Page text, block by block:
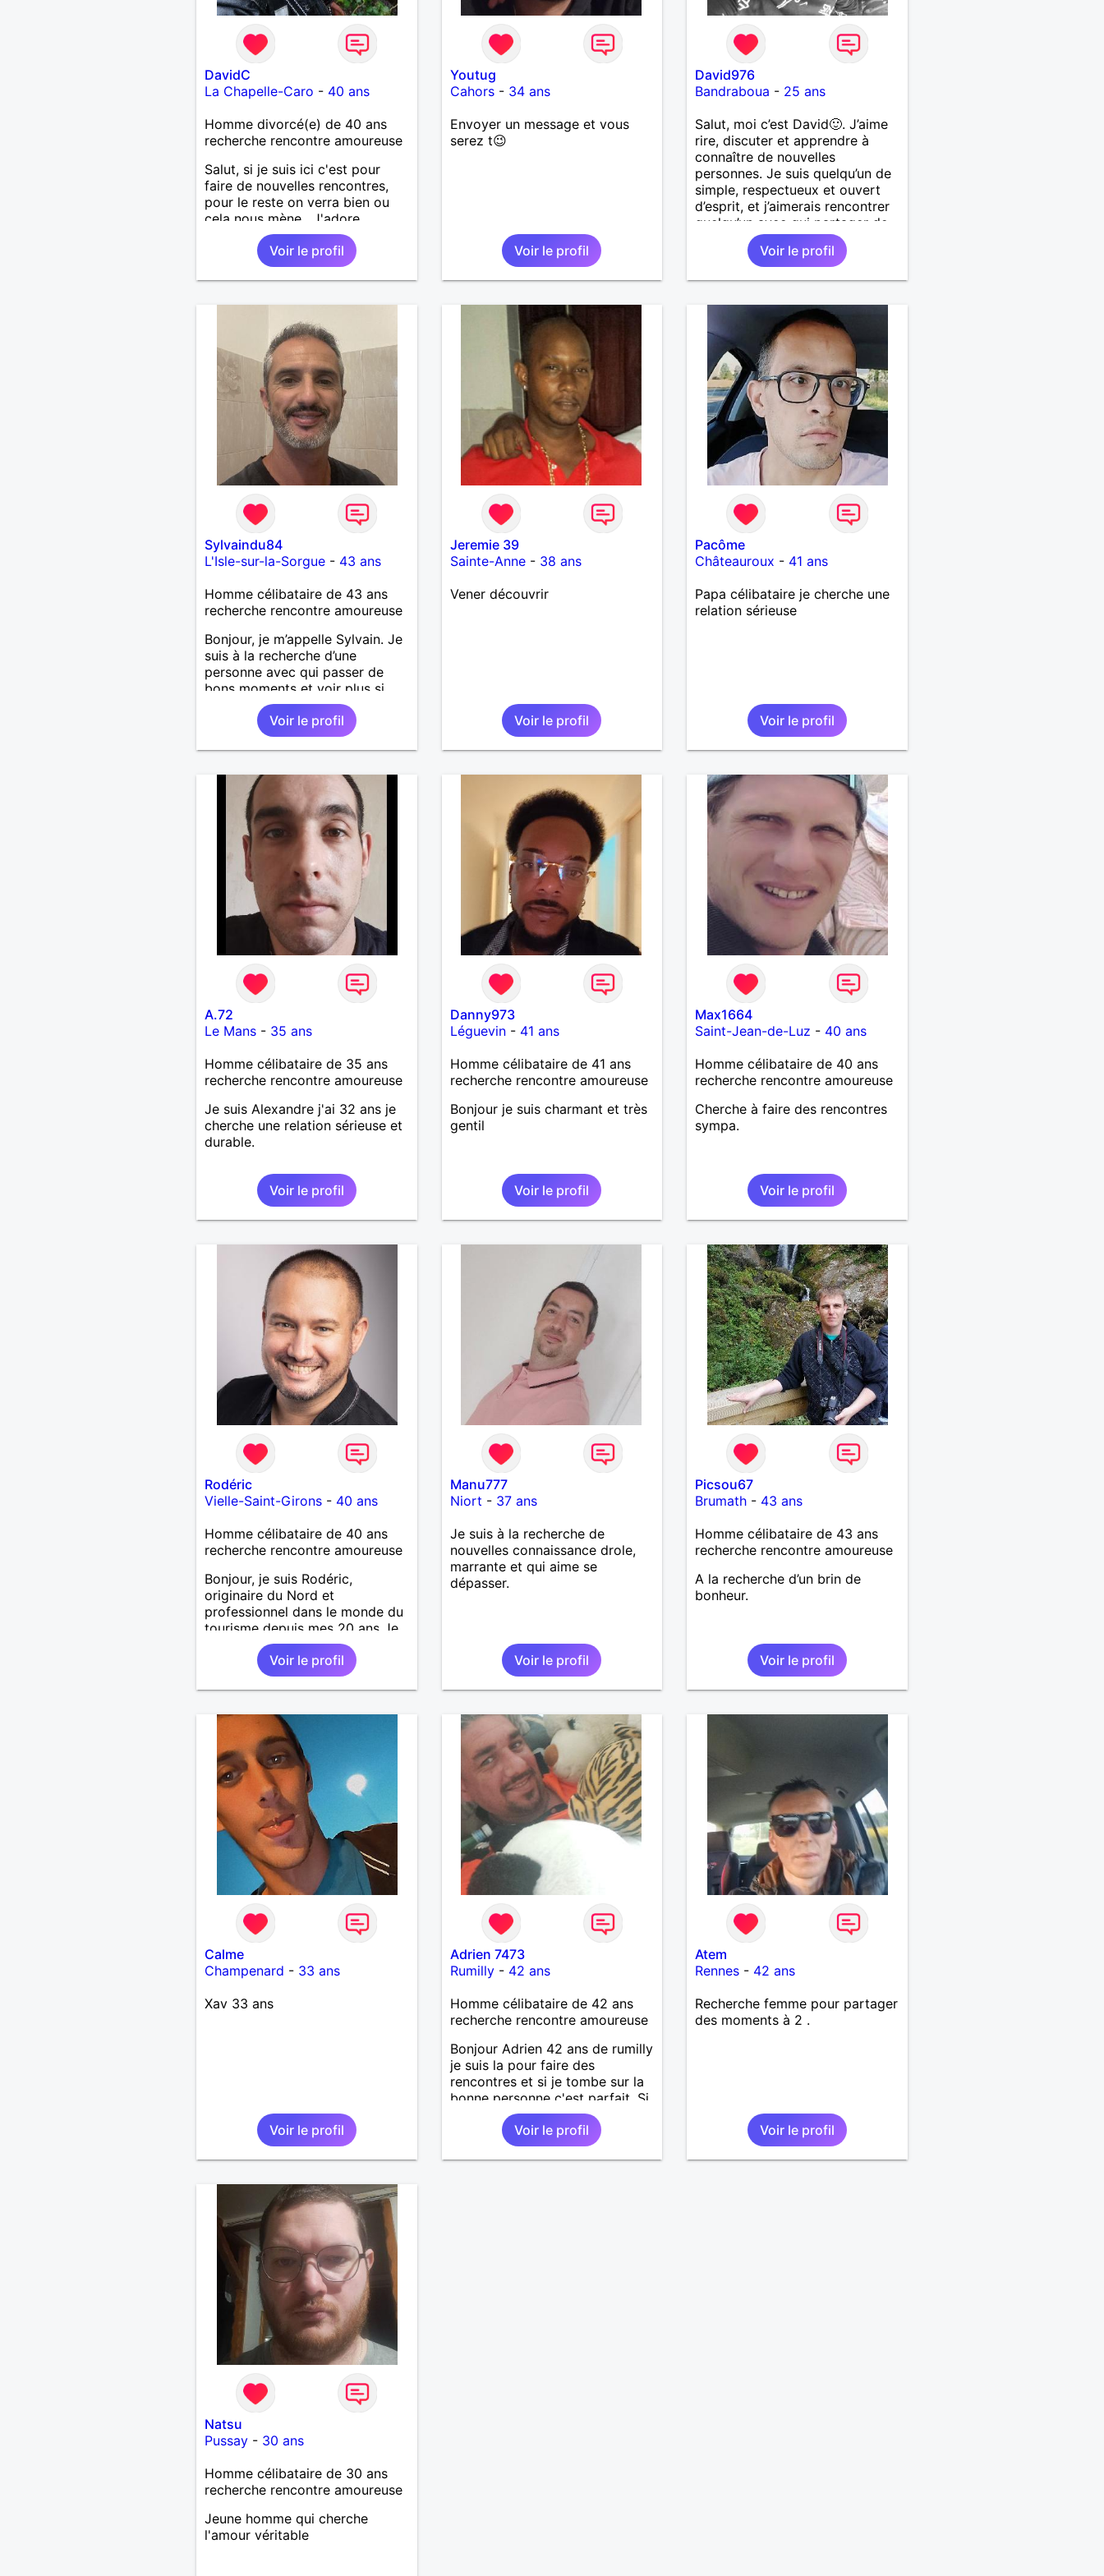
DavidC
La Chapelle-Caro - 40 ans
Homme divorcé(e) de 40 ans
recherche rencontre amoureuse
Salut, si je suis ici c'est pour
faire de nouvelles rencontres,
pour le reste on verra bien ou
cela nous mène . J'adore
découvrir de nouvelles choses ,
alors si vous voulez m'initier à
l'une de vos activités je suis
partant.
Voir le profil
Youtug
Cahors- 34 ans
Envoyer un message et vous
serez t😉
Voir le profil
David976
Bandraboua - 25 ans
Salut, moi c’est David🙂. J’aime
rire, discuter et apprendre à
connaître de nouvelles
personnes. Je suis quelqu’un de
simple, respectueux et ouvert
d’esprit, et j’aimerais rencontrer
quelqu’un avec qui partager de
bons moments et pourquoi pas
plus si le feeling est là.
Voir le profil
Sylvaindu84
L'Isle-sur-la-Sorgue- 43 ans
Homme célibataire de 43 ans
recherche rencontre amoureuse
Bonjour, je m’appelle Sylvain. Je
suis à la recherche d’une
personne avec qui passer de
bons moments et voir plus si
nous nous correspondons.
J’aime la nature, les voyages et
aussi faire la fête de temps en
temps ;-)Je suis papa d’un petit
m’occupe en garde alternée.
J’aime à peu près tous les styles
de musique. (Oui je suis pas trop
fan de Jul). Je fais du sport
pour garder la forme et plutôt
agréable à regarder. (Enfin je le
pense en tout cas 😂)
Voir le profil
Jeremie 39
Sainte-Anne- 38 ans
Vener découvrir
Voir le profil
Pacôme
Châteauroux - 41 ans
Papa célibataire je cherche une
relation sérieuse
Voir le profil
A.72
Le Mans- 35 ans
Homme célibataire de 35 ans
recherche rencontre amoureuse
Je suis Alexandre j'ai 32 ans je
cherche une relation sérieuse et
durable.
Voir le profil
Danny973
Léguevin- 41 ans
Homme célibataire de 41 ans
recherche rencontre amoureuse
Bonjour je suis charmant et très
gentil
Voir le profil
Max1664
Saint-Jean-de-Luz - 40 ans
Homme célibataire de 40 ans
recherche rencontre amoureuse
Cherche à faire des rencontres
sympa.
Voir le profil
Rodéric
Vielle-Saint-Girons- 40 ans
Homme célibataire de 40 ans
recherche rencontre amoureuse
Bonjour, je suis Rodéric,
originaire du Nord et
professionnel dans le monde du
tourisme depuis mes 20 ans Je
suis arrivée dans les landes en
début d'année pour un nouveau
job A la recherche d'une
personne avec qui découvrir,
;) Je suis quelqu'un d'humain,
sociable avec une pointe de
taquinerie ;) Au plaisir :)
Voir le profil
Manu777
Niort - 37 ans
Je suis à la recherche de
nouvelles connaissance drole,
marrante et qui aime se
dépasser.
Voir le profil
Picsou67
Brumath - 43 ans
Homme célibataire de 43 ans
recherche rencontre amoureuse
A la recherche d’un brin de
bonheur.
Voir le profil
Calme
Champenard - 33 ans
Xav 33 ans
Voir le profil
Adrien 7473
Rumilly- 42 ans
Homme célibataire de 42 ans
recherche rencontre amoureuse
Bonjour Adrien 42 ans de rumilly
je suis la pour faire des
rencontres et si je tombe sur la
bonne personne c'est parfait. Si
tu est attentionné tactile et
honnête je te met direct un
Voir le profil
Atem
Rennes - 42 ans
Recherche femme pour partager
des moments à 2 .
Voir le profil
Natsu
Pussay- 30 ans
Homme célibataire de 30 ans
recherche rencontre amoureuse
Jeune homme qui cherche
l'amour véritable